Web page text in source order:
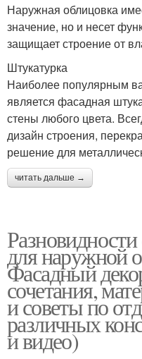
Наружная облицовка
значение, но и несет
защищает строение от
Штукатурка
Наиболее популярным
является фасадная
стены любого цвета.
дизайн строения,
решение для
читать дальше →
для наружной
Фасадный
сочетания,
и советы по
различных
и видео)